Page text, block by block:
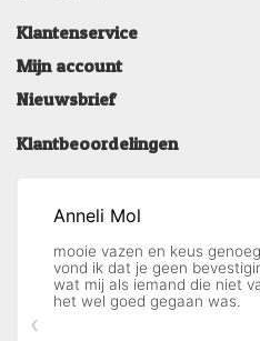
Klantenservice
Mijn account
Nieuwsbrief
Klantbeoordelingen